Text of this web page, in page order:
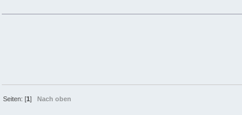
Seiten: [1]Nach oben